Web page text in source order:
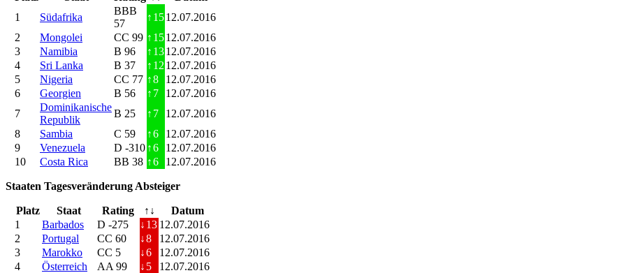
1
Südafrika
BBB
57
↑ 1512.07.2016
2
Mongolei CC 99 ↑ 1512.07.2016
3
Namibia B 96 ↑ 1312.07.2016
4
Sri Lanka B 37 ↑ 12 12.07.2016
5
Nigeria CC 77 ↑8
12.07.2016
6
Georgien B 56 ↑ 7
12.07.2016
7
Dominikanische
Republik
B 25 ↑ 7
12.07.2016
8
Sambia C 59 ↑6
12.07.2016
9
Venezuela D -310 ↑6
12.07.2016
10
Costa Rica BB 38 ↑6 12.07.2016
Staaten Tagesveränderung Absteiger
Platz Staat Rating ↑↓
Datum
1
Barbados D -275 ↓ 13 12.07.2016
2
Portugal CC 60 ↓8
12.07.2016
3
Marokko CC 5 ↓6
12.07.2016
4
Österreich AA 99 ↓ 5
12.07.2016